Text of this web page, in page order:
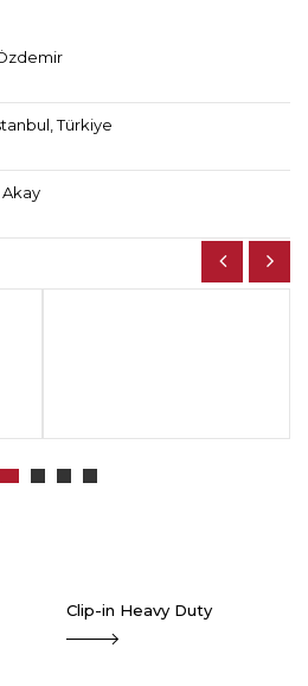
Türkiye
Clip-in Heavy Duty